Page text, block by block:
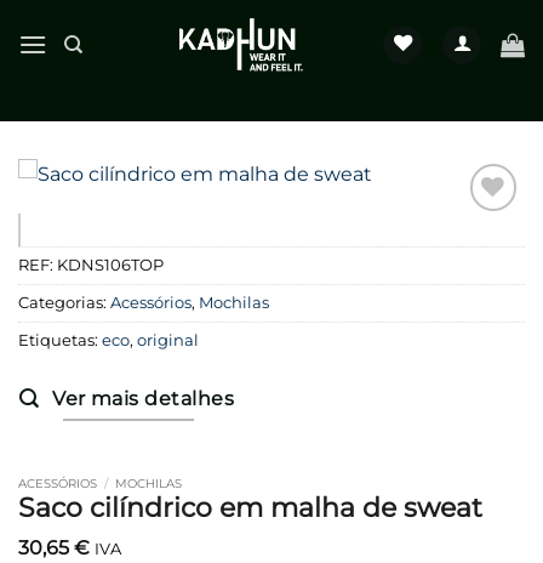
REF: KDNS106TOP
Categorias: Acessórios, Mochilas
Etiquetas: eco, original
Ver mais detalhes
ACESSÓRIOS / MOCHILAS
Saco cilíndrico em malha de sweat
30,65 € IVA